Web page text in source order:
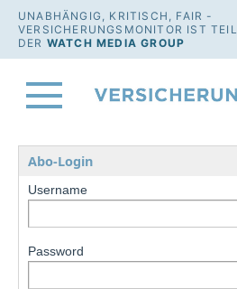
UNABHÄNGIG, KRITISCH, FAIR -
VERSICHERUNGSMONITOR IST TEIL
DER WATCH MEDIA GROUP
Abo-Login
Username
Password